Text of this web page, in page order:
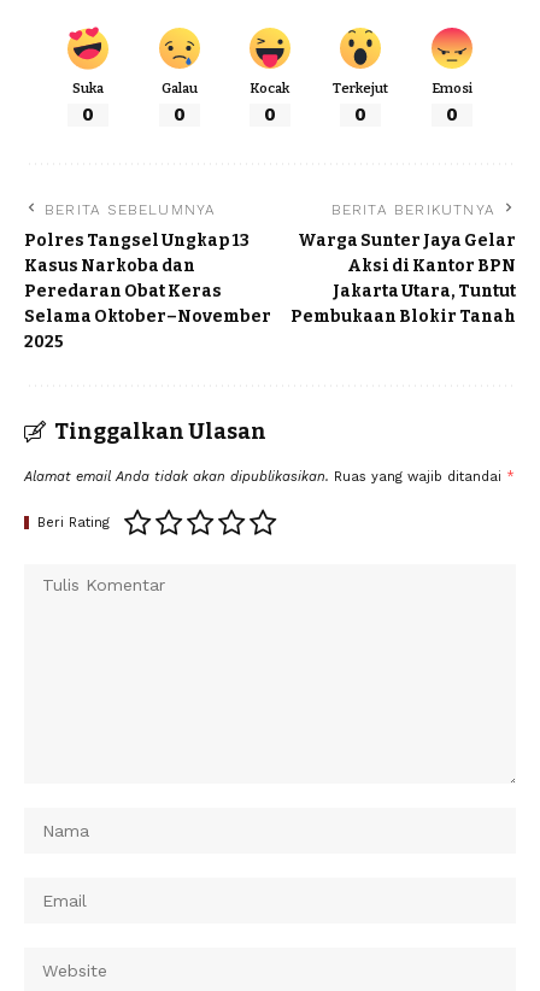
Suka
0
Galau
0
Kocak
0
Terkejut
0
Emosi
0
BERITA SEBELUMNYA
Polres Tangsel Ungkap 13
Kasus Narkoba dan
Peredaran Obat Keras
Selama Oktober–November
2025
BERITA BERIKUTNYA
Warga Sunter Jaya Gelar
Aksi di Kantor BPN
Jakarta Utara, Tuntut
Pembukaan Blokir Tanah
Tinggalkan Ulasan
Alamat email Anda tidak akan dipublikasikan. Ruas yang wajib ditandai *
Beri Rating